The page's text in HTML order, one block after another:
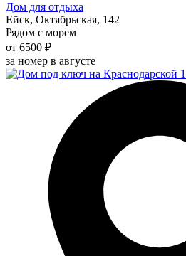
Дом для отдыха
Ейск, Октябрьская, 142
Рядом с морем
от 6500 ₽
за номер в августе